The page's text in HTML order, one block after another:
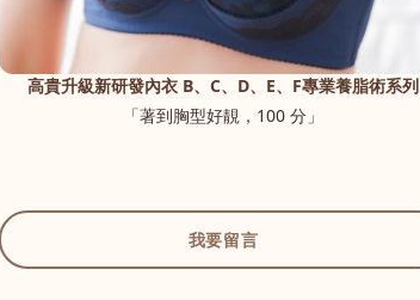
高貴升級新研發內衣 B、C、D、E、F專業養脂術系列
「著到胸型好靚，100 分」
我要留言